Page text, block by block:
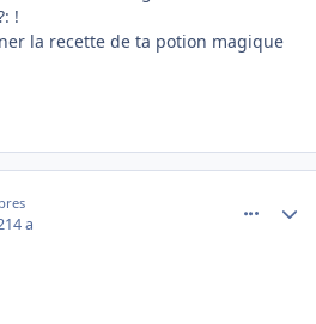
!
la recette de ta potion magique
14 a